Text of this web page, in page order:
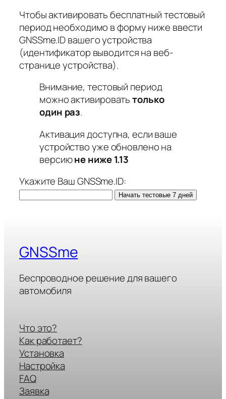
Чтобы активировать бесплатный тестовый
период необходимо в форму ниже ввести
GNSSme.ID вашего устройства
(идентификатор выводится на веб-
странице устройства).
Внимание, тестовый период
можно активироватьтолько
один раз.
Активация доступна, если ваше
устройство уже обновлено на
версиюне ниже 1.13
Укажите Ваш GNSSme.ID:
Начать тестовые 7 дней
GNSSme
Беспроводное решение для вашего
автомобиля
Что это?
Как работает?
Установка
Настройка
FAQ
Заявка